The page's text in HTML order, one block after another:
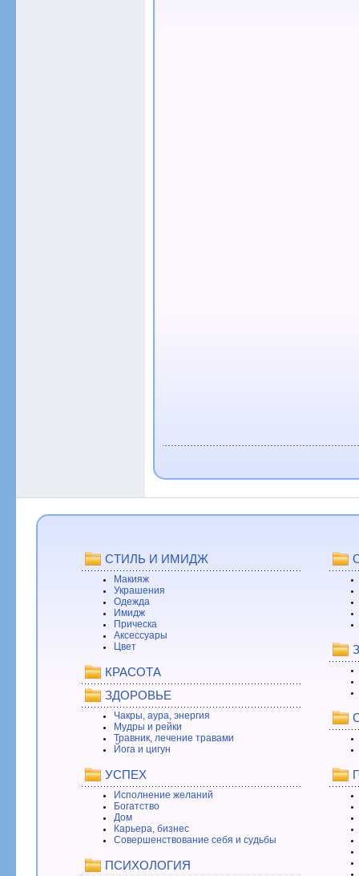
СТИЛЬ И ИМИДЖ
Макияж
Украшения
Одежда
Имидж
Прическа
Аксессуары
Цвет
КРАСОТА
ЗДОРОВЬЕ
Чакры, аура, энергия
Мудры и рейки
Травник, лечение травами
Йога и цигун
УСПЕХ
Исполнение желаний
Богатство
Дом
Карьера, бизнес
Совершенствование себя и судьбы
ПСИХОЛОГИЯ